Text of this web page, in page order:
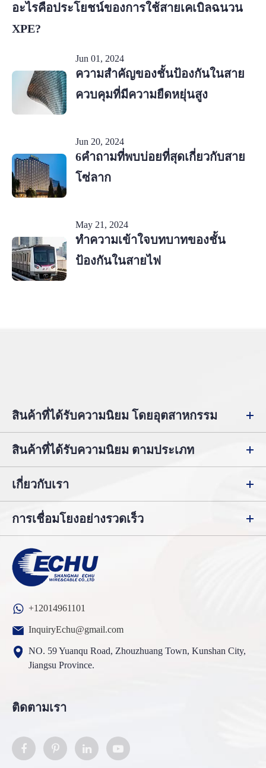
อะไรคือประโยชน์ของการใช้สายเคเบิลฉนวน
XPE?
Jun 01, 2024
ความสำคัญของชั้นป้องกันในสาย
ควบคุมที่มีความยืดหยุ่นสูง
Jun 20, 2024
6คำถามที่พบบ่อยที่สุดเกี่ยวกับสาย
โซ่ลาก
May 21, 2024
ทำความเข้าใจบทบาทของชั้น
ป้องกันในสายไฟ
สินค้าที่ได้รับความนิยม โดยอุตสาหกรรม
สินค้าที่ได้รับความนิยม ตามประเภท
เกี่ยวกับเรา
การเชื่อมโยงอย่างรวดเร็ว
+12014961101
InquiryEchu@gmail.com
NO. 59 Yuanqu Road, Zhouzhuang Town, Kunshan City,
Jiangsu Province.
ติดตามเรา